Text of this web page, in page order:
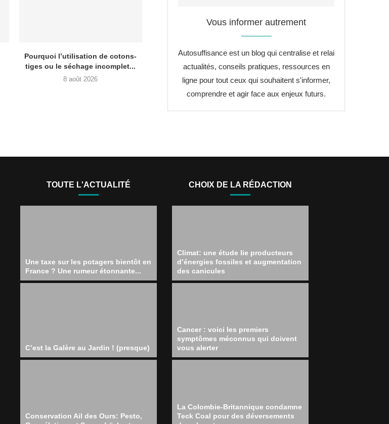
Pourquoi l’utilisation de cotons-
tiges ou le séchage incomplet...
8 août 2026
Vous informer autrement
Autosuffisance est un blog qui centralise et relai
actualités, conseils pratiques, ressources en
ligne pour tout ceux qui souhaitent s'informer,
comprendre et agir face aux enjeux futurs.
TOUTE L'ACTUALITÉ
Une taxe sur les potagers bientôt en
France ? Une rumeur étonnante...
C’est la Galère au Jardin ! (presque)
Conservation Ail des Ours: Pesto,
CHOIX DE LA RÉDACTION
Climat: une étude lie producteurs
d’énergies fossiles et augmentation
des canicules
Cancer : voici les premiers
symptômes méconnus qui doivent
vous alerter
La Colombie-Britannique condamne
Teck Coal pour des déversements